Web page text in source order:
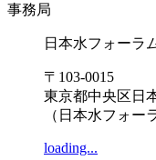
事務局
日本水フォーラ
〒103-0015
東京都中央区日
（日本水フォー
loading...